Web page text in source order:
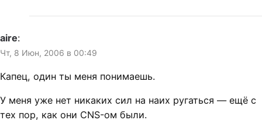
aire:
Чт, 8 Июн, 2006 в 00:49
Капец, один ты меня понимаешь.
У меня уже нет никаких сил на наих ругаться — ещё с
тех пор, как они CNS-ом были.